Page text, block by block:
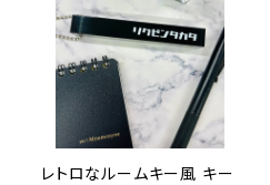
レトロなルームキー風 キー